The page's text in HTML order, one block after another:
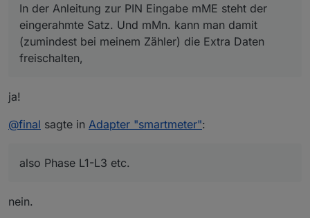
In der Anleitung zur PIN Eingabe mME steht der
eingerahmte Satz. Und mMn. kann man damit
(zumindest bei meinem Zähler) die Extra Daten
freischalten,
ja!
@final sagte in Adapter "smartmeter":
also Phase L1-L3 etc.
nein.